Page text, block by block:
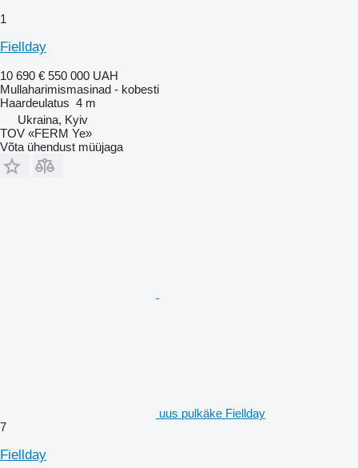
1
Fiellday
10 690 € 550 000 UAH
Mullaharimismasinad - kobesti
Haardeulatus 4 m
Ukraina, Kyiv
TOV «FERM Ye»
Võta ühendust müüjaga
uus pulkäke Fiellday
7
Fiellday